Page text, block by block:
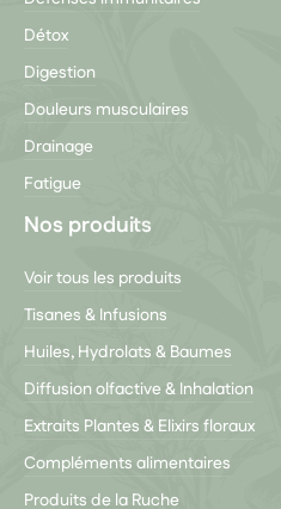
Détox
Digestion
Douleurs musculaires
Drainage
Fatigue
Nos produits
Voir tous les produits
Tisanes & Infusions
Huiles, Hydrolats & Baumes
Diffusion olfactive & Inhalation
Extraits Plantes & Elixirs floraux
Compléments alimentaires
Produits de la Ruche